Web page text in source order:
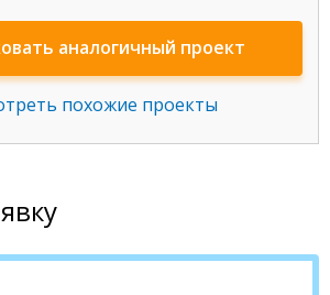
аналогичный проект
похожие проекты